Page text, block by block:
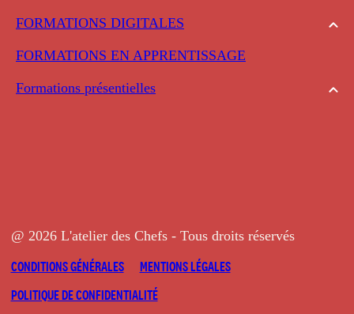
FORMATIONS DIGITALES
FORMATIONS EN APPRENTISSAGE
Formations présentielles
@ 2026 L'atelier des Chefs - Tous droits réservés
CONDITIONS GÉNÉRALES
MENTIONS LÉGALES
POLITIQUE DE CONFIDENTIALITÉ